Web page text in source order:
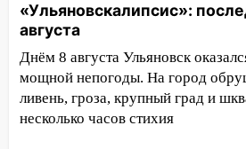
13:47 На Нижней
ветром вырвало дерево с
13:46 Сильный ветер
СТО на проспекте
13:35 Непогода
«Ульяновскалипсис»:
августа
Днём 8 августа Ульяновск
мощной непогоды. На город
ливень, гроза, крупный град и
несколько часов стихия